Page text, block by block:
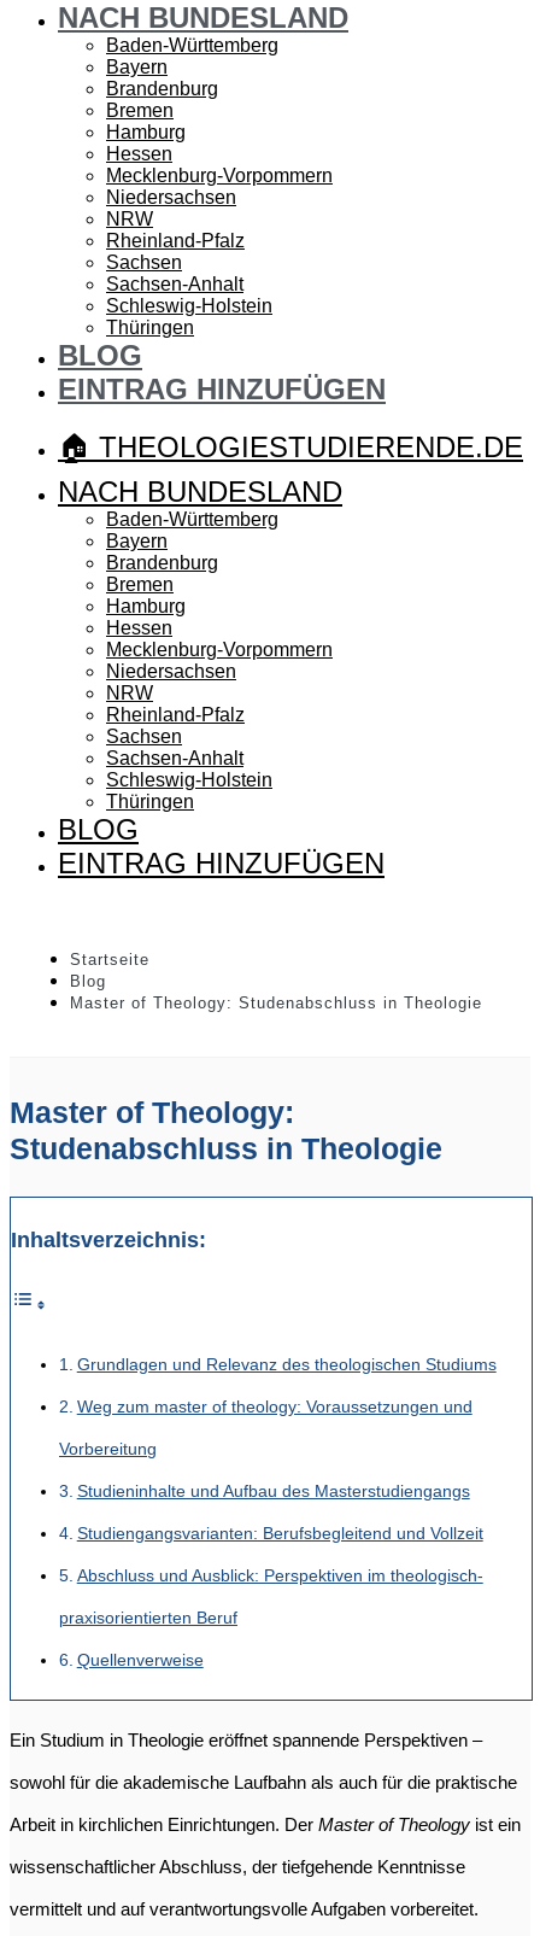
NACH BUNDESLAND
Baden-Württemberg
Bayern
Brandenburg
Bremen
Hamburg
Hessen
Mecklenburg-Vorpommern
Niedersachsen
NRW
Rheinland-Pfalz
Sachsen
Sachsen-Anhalt
Schleswig-Holstein
Thüringen
BLOG
EINTRAG HINZUFÜGEN
🏠 THEOLOGIESTUDIERENDE.DE
NACH BUNDESLAND
Baden-Württemberg
Bayern
Brandenburg
Bremen
Hamburg
Hessen
Mecklenburg-Vorpommern
Niedersachsen
NRW
Rheinland-Pfalz
Sachsen
Sachsen-Anhalt
Schleswig-Holstein
Thüringen
BLOG
EINTRAG HINZUFÜGEN
Startseite
Blog
Master of Theology: Studenabschluss in Theologie
Master of Theology:
Studenabschluss in Theologie
Inhaltsverzeichnis:
Grundlagen und Relevanz des theologischen Studiums
Weg zum master of theology: Voraussetzungen und
Vorbereitung
Studieninhalte und Aufbau des Masterstudiengangs
Studiengangsvarianten: Berufsbegleitend und Vollzeit
Abschluss und Ausblick: Perspektiven im theologisch-
praxisorientierten Beruf
Quellenverweise
Ein Studium in Theologie eröffnet spannende Perspektiven –
sowohl für die akademische Laufbahn als auch für die praktische
Arbeit in kirchlichen Einrichtungen. Der Master of Theology ist ein
wissenschaftlicher Abschluss, der tiefgehende Kenntnisse
vermittelt und auf verantwortungsvolle Aufgaben vorbereitet.